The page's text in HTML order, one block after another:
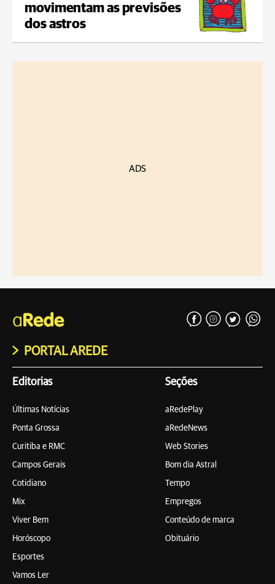
movimentam as previsões
dos astros
ADS
PORTAL AREDE
Editorias
Últimas Notícias
Ponta Grossa
Curitiba e RMC
Campos Gerais
Cotidiano
Mix
Viver Bem
Horóscopo
Esportes
Vamos Ler
Seções
aRedePlay
aRedeNews
Web Stories
Bom dia Astral
Tempo
Empregos
Conteúdo de marca
Obituário